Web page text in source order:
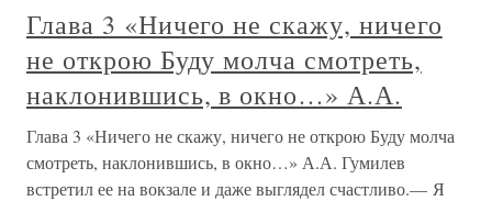
Глава 3 «Ничего не скажу, ничего
не открою Буду молча смотреть,
наклонившись, в окно…» А.А.
Глава 3 «Ничего не скажу, ничего не открою Буду молча
смотреть, наклонившись, в окно…» А.А. Гумилев
встретил ее на вокзале и даже выглядел счастливо.— Я